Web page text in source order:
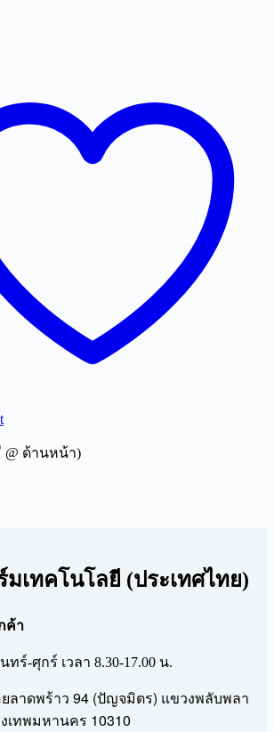
@ ด้านหน้า)
เทคโนโลยี (ประเทศไทย)
ค้า
ทร์-ศุกร์ เวลา 8.30-17.00 น.
ลาดพร้าว 94 (ปัญจมิตร) แขวงพลับพลา
เทพมหานคร 10310